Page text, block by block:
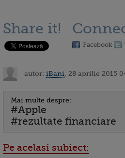
Share it!
Facebook
autor: iBani , 28 aprilie 2015
Mai multe despre:
#Apple
#rezultate financiare
Pe acelasi subiect: